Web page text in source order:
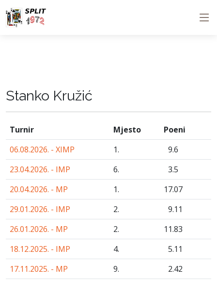
Stanko Kružić
Turnir Mjesto
Poeni
06.08.2026. - XIMP
1. 9.6
23.04.2026. - IMP
6. 3.5
20.04.2026. - MP
1. 17.07
29.01.2026. - IMP
2. 9.11
26.01.2026. - MP
2. 11.83
18.12.2025. - IMP
4. 5.11
17.11.2025. - MP
9. 2.42